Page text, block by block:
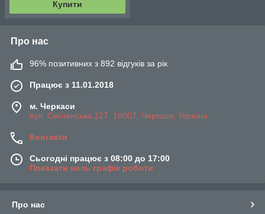
Купити
Про нас
96% позитивних з 892 відгуків за рік
Працює з 11.01.2018
м. Черкаси
вул. Смілянська 127, 18007, Черкаси, Україна
Контакти
Сьогодні працює з 08:00 до 17:00
Показати весь графік роботи
Про нас